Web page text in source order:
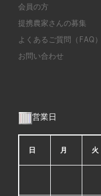
会員の方
提携農家さんの募集
よくあるご質問（FAQ）
お問い合わせ
営業日
日 月 火